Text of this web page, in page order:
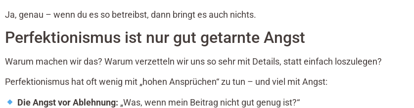
Ja, genau – wenn du es so betreibst, dann bringt es auch nichts.
Perfektionismus ist nur gut getarnte Angst
Warum machen wir das? Warum verzetteln wir uns so sehr mit Details, statt einfach loszulegen?
Perfektionismus hat oft wenig mit „hohen Ansprüchen“ zu tun – und viel mit Angst:
Die Angst vor Ablehnung: „Was, wenn mein Beitrag nicht gut genug ist?“